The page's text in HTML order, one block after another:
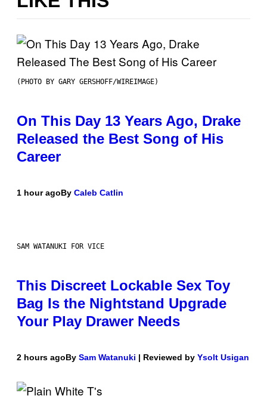
(PHOTO BY GARY GERSHOFF/WIREIMAGE)
On This Day 13 Years Ago, Drake
Released the Best Song of His
Career
1 hour agoBy Caleb Catlin
SAM WATANUKI FOR VICE
This Discreet Lockable Sex Toy
Bag Is the Nightstand Upgrade
Your Play Drawer Needs
2 hours agoBy Sam Watanuki | Reviewed by Ysolt Usigan